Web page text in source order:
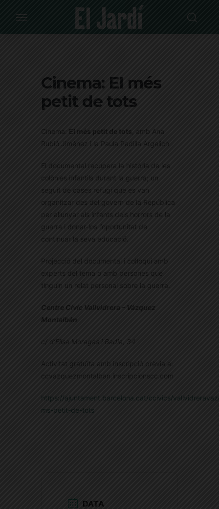
Cinema: El més
petit de tots
Cinema: El més petit de tots
, amb Ana
Rubió Jiménez i la Paula Padilla Argelich
El documental recupera la història de les
colònies infantils durant la guerra; un
seguit de cases refugi que es van
organitzar des del govern de la República
per allunyar als infants dels horrors de la
guerra i donar-los l’oportunitat de
continuar la seva educació.
Projecció del documental i col·loqui amb
experts del tema o amb persones que
tinguin un relat personal sobre la guerra.
Centre Cívic Vallvidrera – Vázquez
Montalbán
c/ d’Elisa Moragas i Badia, 34
Activitat gratuïta amb inscripció prèvia a:
ccvazquezmontalban.inscripcionscc.com
https://ajuntament.barcelona.cat/ccivics/
ms-petit-de-tots
DATA